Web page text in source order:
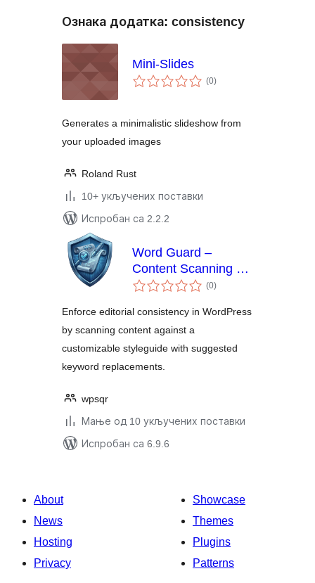
Ознака додатка: consistency
Mini-Slides
(0укупних
оцена
)
Generates a minimalistic slideshow from
your uploaded images
Roland Rust
10+ укључених поставки
Испробан са 2.2.2
Word Guard –
Content Scanning &
Keyword Control
(0укупних
оцена
)
Enforce editorial consistency in WordPress
by scanning content against a
customizable styleguide with suggested
keyword replacements.
wpsqr
Мање од 10 укључених поставки
Испробан са 6.9.6
About
News
Hosting
Privacy
Showcase
Themes
Plugins
Patterns